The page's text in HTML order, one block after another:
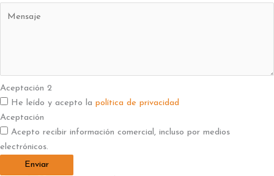
Aceptación 2
He leído y acepto la política de privacidad
Aceptación
Acepto recibir información comercial, incluso por medios
electrónicos.
Enviar